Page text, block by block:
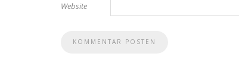
Website